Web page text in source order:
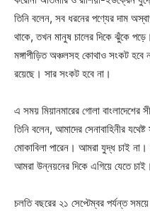
তিনি বলেন, সব ধরনের পণ্যের দাম
থাকে, তখন মানুষ চালের দিকে ঝুঁকে
মঙ্গাপীড়িত অঞ্চলসহ কোথাও সংকট হবে
রয়েছে। সার সংকট হবে না।
এ সময় মিয়ানমারের গোলা বাংলাদেশের
তিনি বলেন, আমাদের সেনাবাহিনীর
মোকাবিলা পারেন। আমরা যুদ্ধ চাই
আমরা উন্নয়নের দিকে এগিয়ে যেতে
চলতি বছরের ২১ সেপ্টেম্বর পর্যন্ত